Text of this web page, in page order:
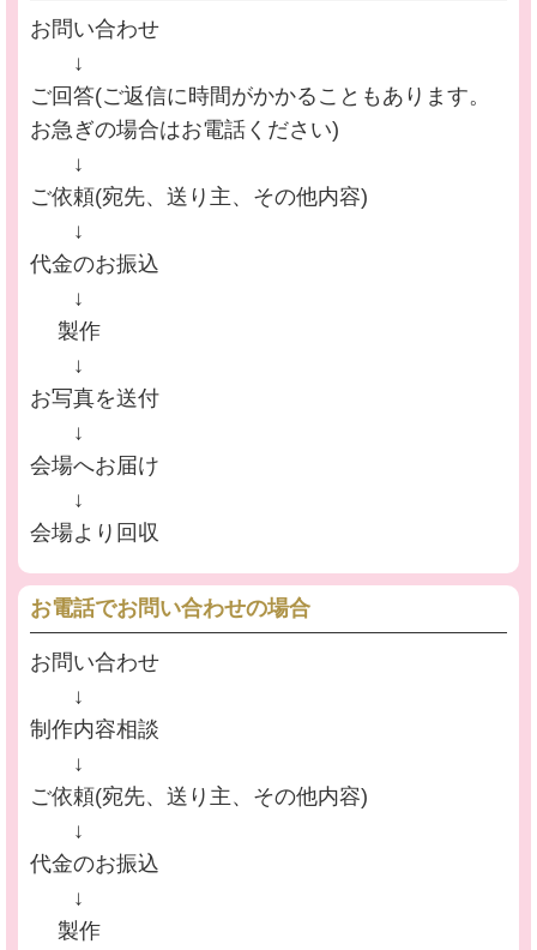
お問い合わせ
↓
ご回答(ご返信に時間がかかることもあります。
お急ぎの場合はお電話ください)
↓
ご依頼(宛先、送り主、その他内容)
↓
代金のお振込
↓
製作
↓
お写真を送付
↓
会場へお届け
↓
会場より回収
お電話でお問い合わせの場合
お問い合わせ
↓
制作内容相談
↓
ご依頼(宛先、送り主、その他内容)
↓
代金のお振込
↓
製作